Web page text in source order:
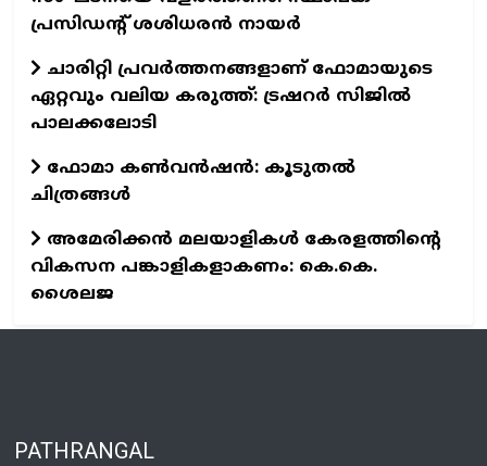
പ്രസിഡന്റ് ശശിധരൻ നായർ
ചാരിറ്റി പ്രവർത്തനങ്ങളാണ് ഫോമായുടെ
ഏറ്റവും വലിയ കരുത്ത്: ട്രഷറർ സിജിൽ
പാലക്കലോടി
ഫോമാ കണ്‍വന്‍ഷന്‍: കൂടുതല്‍
ചിത്രങ്ങള്‍
അമേരിക്കൻ മലയാളികൾ കേരളത്തിന്റെ
വികസന പങ്കാളികളാകണം: കെ.കെ.
ശൈലജ
PATHRANGAL